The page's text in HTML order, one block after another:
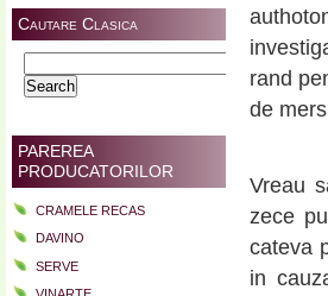
Cautare Clasica
for:
PAREREA
PRODUCATORILOR
CRAMELE RECAS
DAVINO
SERVE
rand
de
Vreau
zece
cateva
in